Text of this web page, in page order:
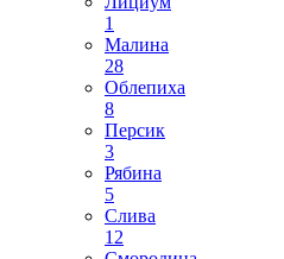
1
Малина
28
Облепиха
8
Персик
3
Рябина
5
Слива
12